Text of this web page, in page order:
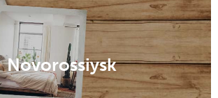
Leningradskaya
Novorossiysk